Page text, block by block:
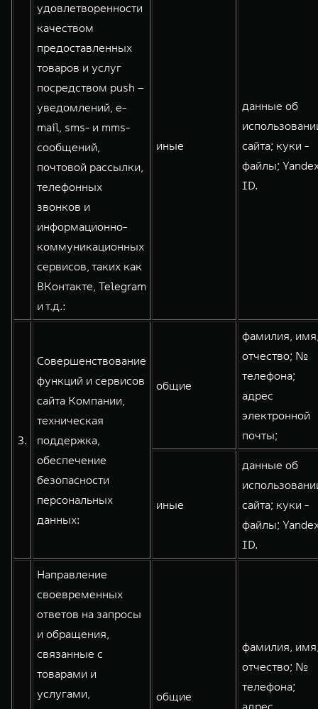
удовлетворенности
качеством
предоставленных
товаров и услуг
посредством push –
уведомлений, e-
mail, sms- и mms-
сообщений,
почтовой рассылки,
телефонных
звонков и
информационно-
коммуникационных
сервисов, таких как
ВКонтакте, Telegram
и т.д.:
иные
данные об
сайта; куки -
файлы;
ID.
3.
Совершенствование
функций и сервисов
сайта Компании,
техническая
поддержка,
обеспечение
безопасности
персональных
данных:
общие
фамилия,
отчество; №
телефона;
адрес
электронной
почты;
иные
данные об
сайта; куки -
файлы;
ID.
Направление
своевременных
ответов на запросы
и обращения,
связанные с
товарами и
услугами,
общие
фамилия,
отчество; №
телефона;
адрес